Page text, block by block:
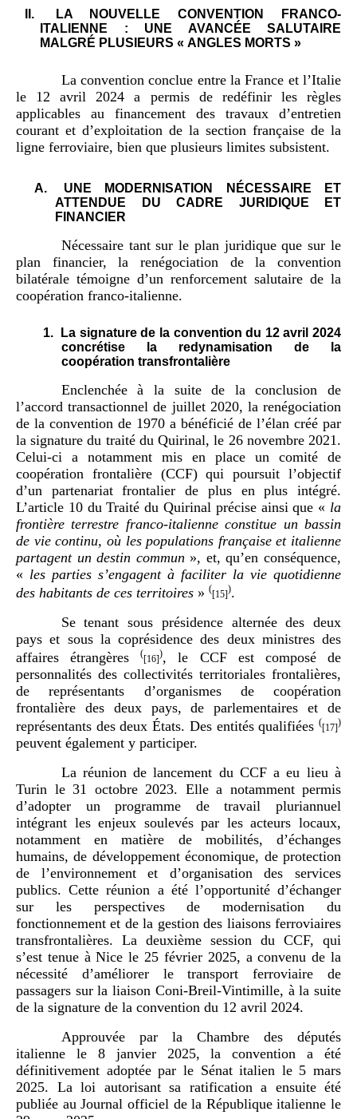
II.
LA NOUVELLE CONVENTION FRANCO-
ITALIENNE : UNE AVANCÉE SALUTAIRE
MALGRÉ PLUSIEURS « ANGLES MORTS »
La convention conclue entre la France et l’Italie
le 12 avril 2024 a permis de redéfinir les règles
applicables au financement des travaux d’entretien
courant et d’exploitation de la section française de la
ligne ferroviaire, bien que plusieurs limites subsistent.
A.
UNE MODERNISATION NÉCESSAIRE ET
ATTENDUE DU CADRE JURIDIQUE ET
FINANCIER
Nécessaire tant sur le plan juridique que sur le
plan financier, la renégociation de la convention
bilatérale témoigne d’un renforcement salutaire de la
coopération franco-italienne.
1.
La signature de la convention du 12 avril 2024
concrétise la redynamisation de la
coopération transfrontalière
Enclenchée à la suite de la conclusion de
l’accord transactionnel de juillet 2020, la renégociation
de la convention de 1970 a bénéficié de l’élan créé par
la signature du traité du Quirinal, le 26 novembre 2021.
Celui-ci a notamment mis en place un comité de
coopération frontalière (CCF) qui poursuit l’objectif
d’un partenariat frontalier de plus en plus intégré.
L’article 10 du Traité du Quirinal précise ainsi que « la
frontière terrestre franco-italienne constitue un bassin
de vie continu, où les populations française et italienne
partagent un destin commun », et, qu’en conséquence,
« les parties s’engagent à faciliter la vie quotidienne
des habitants de ces territoires » ([15]).
Se tenant sous présidence alternée des deux
pays et sous la coprésidence des deux ministres des
affaires étrangères([16]), le CCF est composé de
personnalités des collectivités territoriales frontalières,
de représentants d’organismes de coopération
frontalière des deux pays, de parlementaires et de
représentants des deux États. Des entités qualifiées ([17])
peuvent également y participer.
La réunion de lancement du CCF a eu lieu à
Turin le 31 octobre 2023. Elle a notamment permis
d’adopter un programme de travail pluriannuel
intégrant les enjeux soulevés par les acteurs locaux,
notamment en matière de mobilités, d’échanges
humains, de développement économique, de protection
de l’environnement et d’organisation des services
publics. Cette réunion a été l’opportunité d’échanger
sur les perspectives de modernisation du
fonctionnement et de la gestion des liaisons ferroviaires
transfrontalières. La deuxième session du CCF, qui
s’est tenue à Nice le 25 février 2025, a convenu de la
nécessité d’améliorer le transport ferroviaire de
passagers sur la liaison Coni-Breil-Vintimille, à la suite
de la signature de la convention du 12 avril 2024.
Approuvée par la Chambre des députés
italienne le 8 janvier 2025, la convention a été
définitivement adoptée par le Sénat italien le 5 mars
2025. La loi autorisant sa ratification a ensuite été
publiée au Journal officiel de la République italienne le